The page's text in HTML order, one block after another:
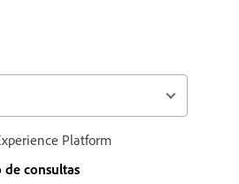
Platform
de consultas